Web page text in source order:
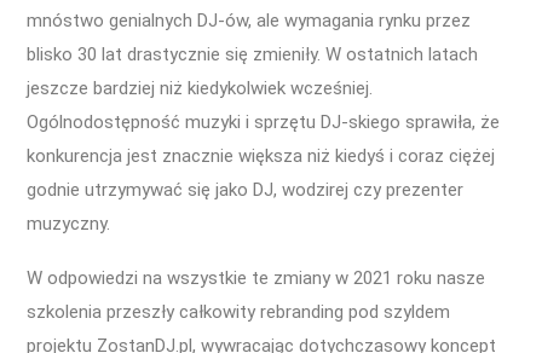
mnóstwo genialnych DJ-ów, ale wymagania rynku przez
blisko 30 lat drastycznie się zmieniły. W ostatnich latach
jeszcze bardziej niż kiedykolwiek wcześniej.
Ogólnodostępność muzyki i sprzętu DJ-skiego sprawiła, że
konkurencja jest znacznie większa niż kiedyś i coraz ciężej
godnie utrzymywać się jako DJ, wodzirej czy prezenter
muzyczny.
W odpowiedzi na wszystkie te zmiany w 2021 roku nasze
szkolenia przeszły całkowity rebranding pod szyldem
projektu ZostanDJ.pl, wywracając dotychczasowy koncept